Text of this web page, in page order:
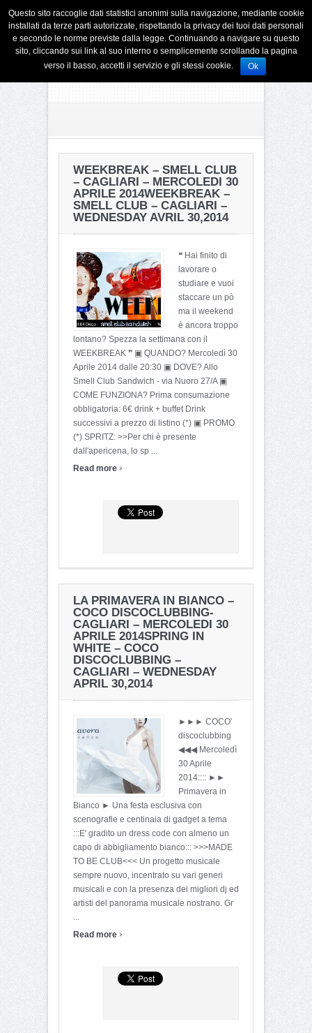
WEEKBREAK – SMELL CLUB
– CAGLIARI – MERCOLEDI 30
APRILE 2014WEEKBREAK –
SMELL CLUB – CAGLIARI –
WEDNESDAY AVRIL 30,2014
❝ Hai finito di
lavorare o
studiare e vuoi
staccare un pò
ma il weekend
è ancora troppo
lontano? Spezza la settimana con il
WEEKBREAK ❞ ▣ QUANDO? Mercoledì 30
Aprile 2014 dalle 20:30 ▣ DOVE? Allo
Smell Club Sandwich - via Nuoro 27/A ▣
COME FUNZIONA? Prima consumazione
obbligatoria: 6€ drink + buffet Drink
successivi a prezzo di listino (*) ▣ PROMO
(*) SPRITZ: >>Per chi è presente
dall'apericena, lo sp ...
Read more ›
LA PRIMAVERA IN BIANCO –
COCO DISCOCLUBBING-
CAGLIARI – MERCOLEDI 30
APRILE 2014SPRING IN
WHITE – COCO
DISCOCLUBBING –
CAGLIARI – WEDNESDAY
APRIL 30,2014
►►► COCO'
discoclubbing
◀◀◀ Mercoledì
30 Aprile
2014:::: ►►
Primavera in
Bianco ► Una festa esclusiva con
scenografie e centinaia di gadget a tema
:::E' gradito un dress code con almeno un
capo di abbigliamento bianco::: >>>MADE
TO BE CLUB<<< Un progetto musicale
sempre nuovo, incentrato su vari generi
musicali e con la presenza dei migliori dj ed
artisti del panorama musicale nostrano. Gr
...
Read more ›
Questo sito raccoglie dati statistici anonimi sulla navigazione, mediante cookie
installati da terze parti autorizzate, rispettando la privacy dei tuoi dati personali
e secondo le norme previste dalla legge. Continuando a navigare su questo
sito, cliccando sui link al suo interno o semplicemente scrollando la pagina
verso il basso, accetti il servizio e gli stessi cookie.
Ok